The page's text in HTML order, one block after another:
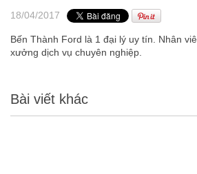
18/04/2017
Bến Thành Ford là 1 đại lý uy tín. Nhân
xưởng dịch vụ chuyên nghiệp.
Bài viết khác